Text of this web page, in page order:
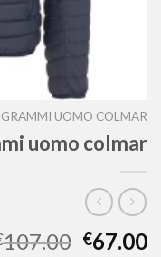
UOMO COLMAR
uomo colmar
107.00 €67.00